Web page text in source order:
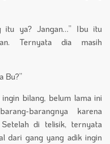
itu ya? Jangan…” Ibu itu
Ternyata dia masih
Bu?”
bilang, belum lama ini
barangnya karena
di telisik, ternyata
dari gang yang adik ingin